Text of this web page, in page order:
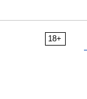
18+